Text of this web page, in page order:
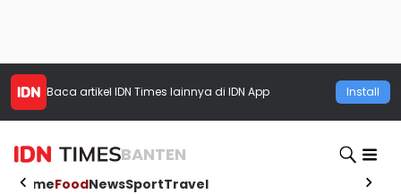
Baca artikel IDN Times lainnya di IDN App Install
BANTEN
HomeFoodNewsSportTravel